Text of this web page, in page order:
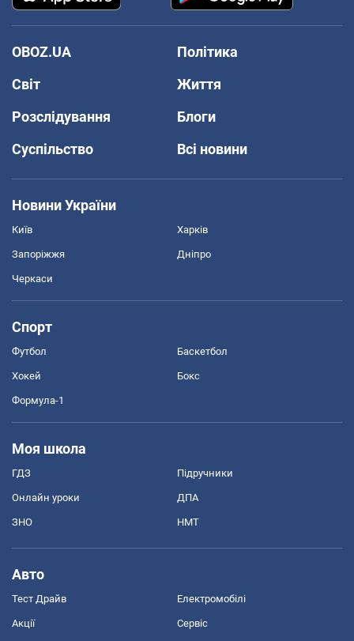
OBOZ.UA
Політика
Світ
Життя
Розслідування
Блоги
Суспільство
Всі новини
Новини України
Київ Харків
Запоріжжя Дніпро
Черкаси
Спорт
Футбол Баскетбол
Хокей Бокс
Формула-1
Моя школа
ГДЗ Підручники
Онлайн уроки ДПА
ЗНО НМТ
Авто
Тест Драйв Електромобілі
Акції Сервіс